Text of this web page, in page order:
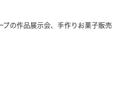
プの作品展示会、手作りお菓子販売